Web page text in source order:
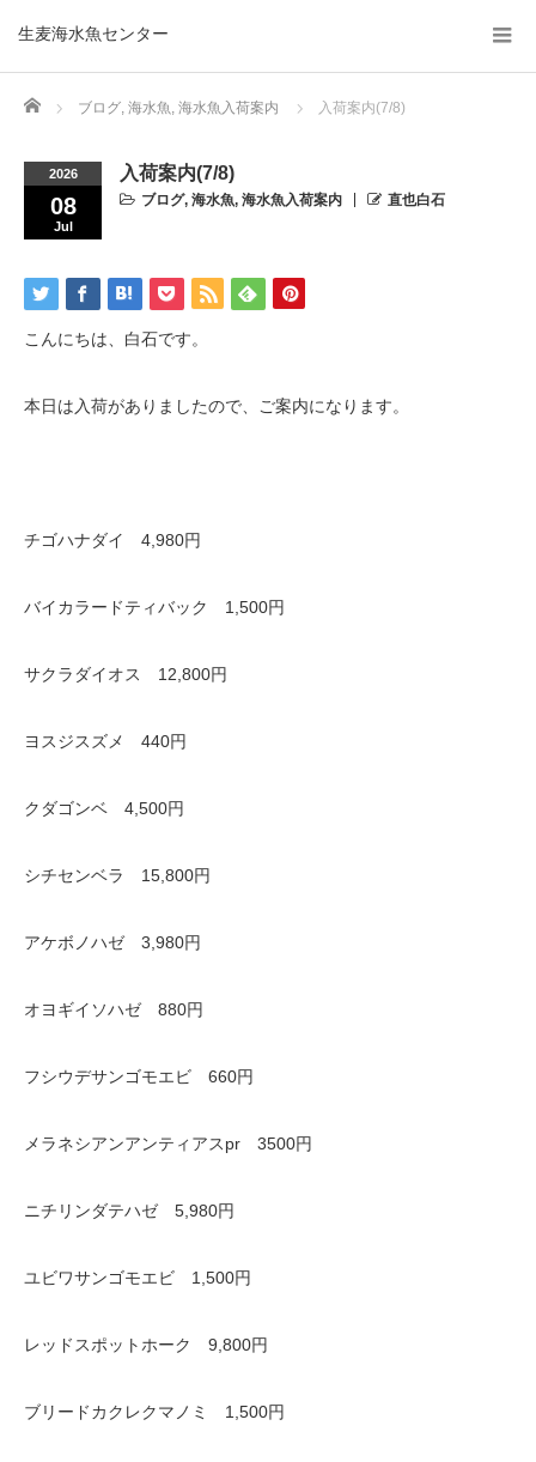
生麦海水魚センター
Home ブログ, 海水魚, 海水魚入荷案内 入荷案内(7/8)
2026
08
Jul
入荷案内(7/8)
ブログ, 海水魚, 海水魚入荷案内 直也白石
こんにちは、白石です。
本日は入荷がありましたので、ご案内になります。
チゴハナダイ 4,980円
バイカラードティバック 1,500円
サクラダイオス 12,800円
ヨスジスズメ 440円
クダゴンベ 4,500円
シチセンベラ 15,800円
アケボノハゼ 3,980円
オヨギイソハゼ 880円
フシウデサンゴモエビ 660円
メラネシアンアンティアスpr 3500円
ニチリンダテハゼ 5,980円
ユビワサンゴモエビ 1,500円
レッドスポットホーク 9,800円
ブリードカクレクマノミ 1,500円